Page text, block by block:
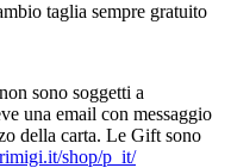
taglia sempre gratuito
sono soggetti a
una email con messaggio
della carta. Le Gift sono
shop/p_it/